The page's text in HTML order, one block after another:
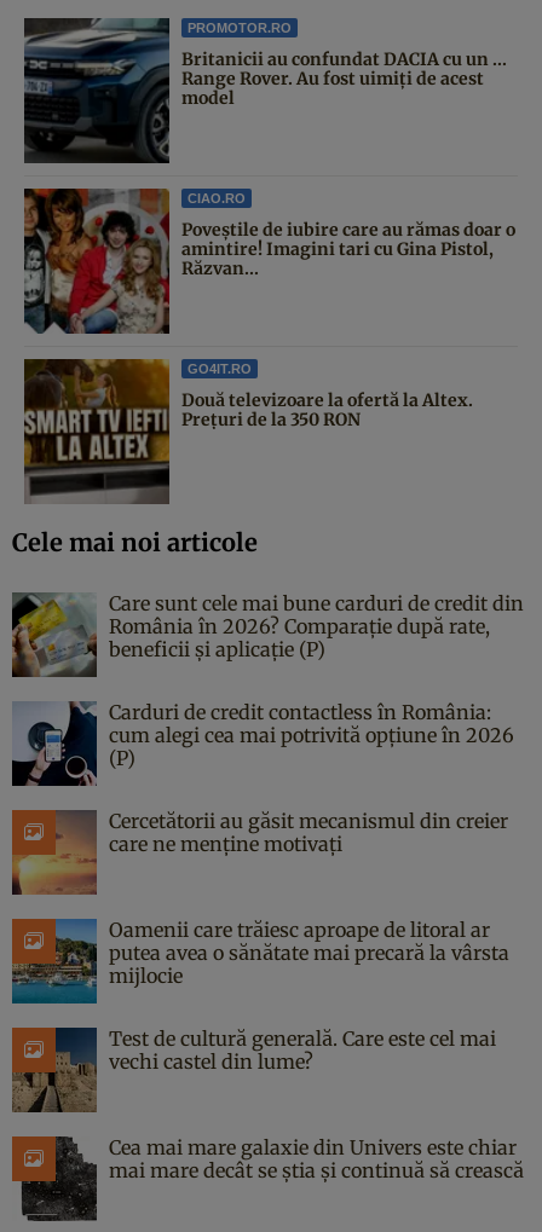
PROMOTOR.RO
Britanicii au confundat DACIA cu un ...
Range Rover. Au fost uimiți de acest
model
CIAO.RO
Poveştile de iubire care au rămas doar o
amintire! Imagini tari cu Gina Pistol,
Răzvan...
GO4IT.RO
Două televizoare la ofertă la Altex.
Prețuri de la 350 RON
Cele mai noi articole
Care sunt cele mai bune carduri de credit din
România în 2026? Comparație după rate,
beneficii și aplicație (P)
Carduri de credit contactless în România:
cum alegi cea mai potrivită opțiune în 2026
(P)
Cercetătorii au găsit mecanismul din creier
care ne menține motivați
Oamenii care trăiesc aproape de litoral ar
putea avea o sănătate mai precară la vârsta
mijlocie
Test de cultură generală. Care este cel mai
vechi castel din lume?
Cea mai mare galaxie din Univers este chiar
mai mare decât se știa și continuă să crească